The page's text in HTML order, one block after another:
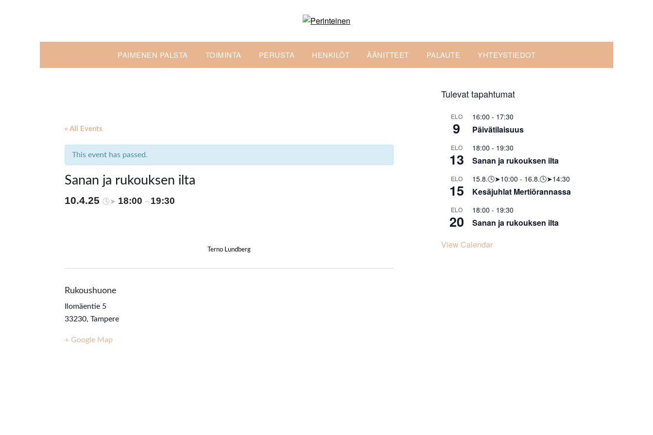
PAIMENEN PALSTA TOIMINTA PERUSTA HENKILÖT ÄÄNITTEET PALAUTE YHTEYSTIEDOT
« All Events
This event has passed.
Sanan ja rukouksen ilta
10.4.25🕓➤ 18:00– 19:30
Terno Lundberg
Rukoushuone
Ilomäentie 5
33230, Tampere
+ Google Map
Tulevat tapahtumat
ELO
9
16:00 - 17:30
Päivätilaisuus
ELO
13
18:00 - 19:30
Sanan ja rukouksen ilta
ELO
15
15.8.🕓➤10:00 - 16.8.🕓➤14:30
Kesäjuhlat Mertiörannassa
ELO
20
18:00 - 19:30
Sanan ja rukouksen ilta
View Calendar